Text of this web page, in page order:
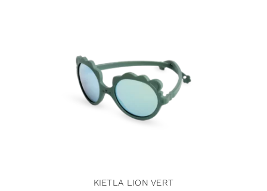
KIETLA LION VERT